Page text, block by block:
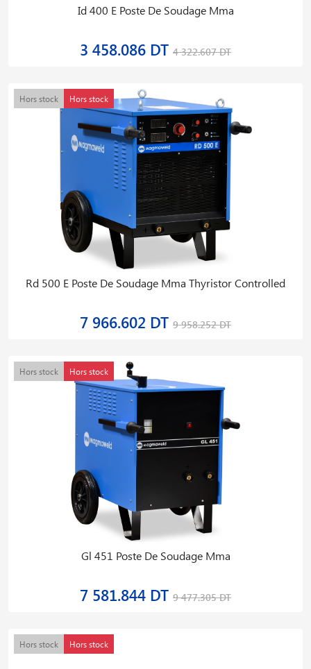
Id 400 E Poste De Soudage Mma
3 458.086 DT 4 322.607 DT
Hors stock Hors stock
Rd 500 E Poste De Soudage Mma Thyristor Controlled
7 966.602 DT 9 958.252 DT
Hors stock Hors stock
Gl 451 Poste De Soudage Mma
7 581.844 DT 9 477.305 DT
Hors stock Hors stock